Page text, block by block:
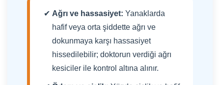
Ağrı ve hassasiyet: Yanaklarda
hafif veya orta şiddette ağrı ve
dokunmaya karşı hassasiyet
hissedilebilir; doktorun verdiği ağrı
kesiciler ile kontrol altına alınır.